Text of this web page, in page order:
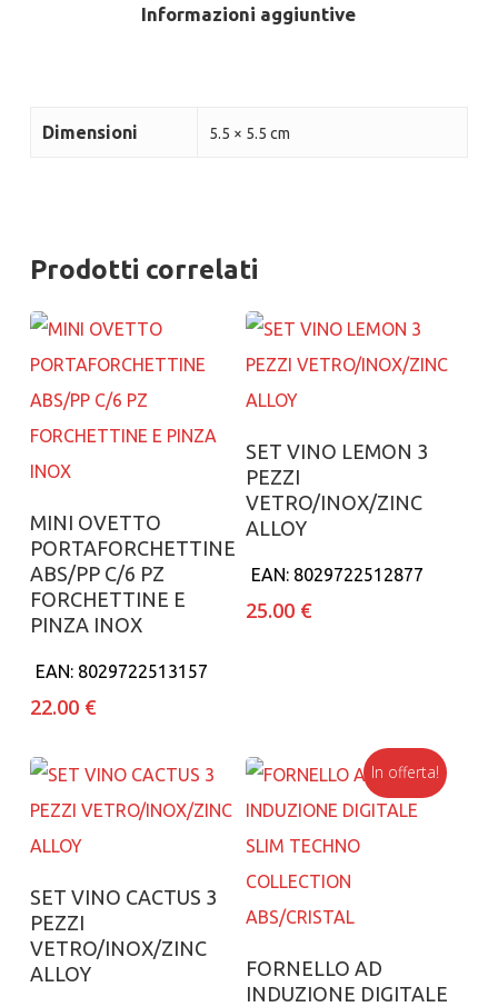
Informazioni aggiuntive
Dimensioni 5.5 × 5.5 cm
Prodotti correlati
Aggiungi al carrello
MINI OVETTO
PORTAFORCHETTINE
ABS/PP C/6 PZ
FORCHETTINE E
PINZA INOX
EAN: 8029722513157
22.00 €
Aggiungi al carrello
SET VINO LEMON 3
PEZZI
VETRO/INOX/ZINC
ALLOY
EAN: 8029722512877
25.00 €
Aggiungi al carrello
SET VINO CACTUS 3
PEZZI
VETRO/INOX/ZINC
ALLOY
In offerta!
Aggiungi al carrello
FORNELLO AD
INDUZIONE DIGITALE